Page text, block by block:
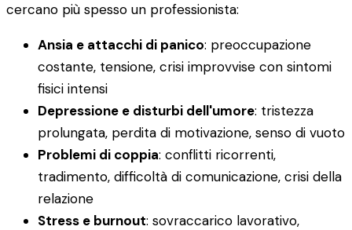
cercano più spesso un professionista:
Ansia e attacchi di panico: preoccupazione
costante, tensione, crisi improvvise con sintomi
fisici intensi
Depressione e disturbi dell'umore: tristezza
prolungata, perdita di motivazione, senso di vuoto
Problemi di coppia: conflitti ricorrenti,
tradimento, difficoltà di comunicazione, crisi della
relazione
Stress e burnout: sovraccarico lavorativo,